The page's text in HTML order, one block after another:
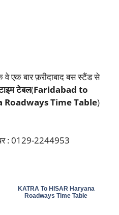
वे एक बार फ़रीदाबाद बस स्टैंड से
टेबल(Faridabad to
Time Table)
: 0129-2244953
KATRA To HISAR Haryana
Roadways Time Table